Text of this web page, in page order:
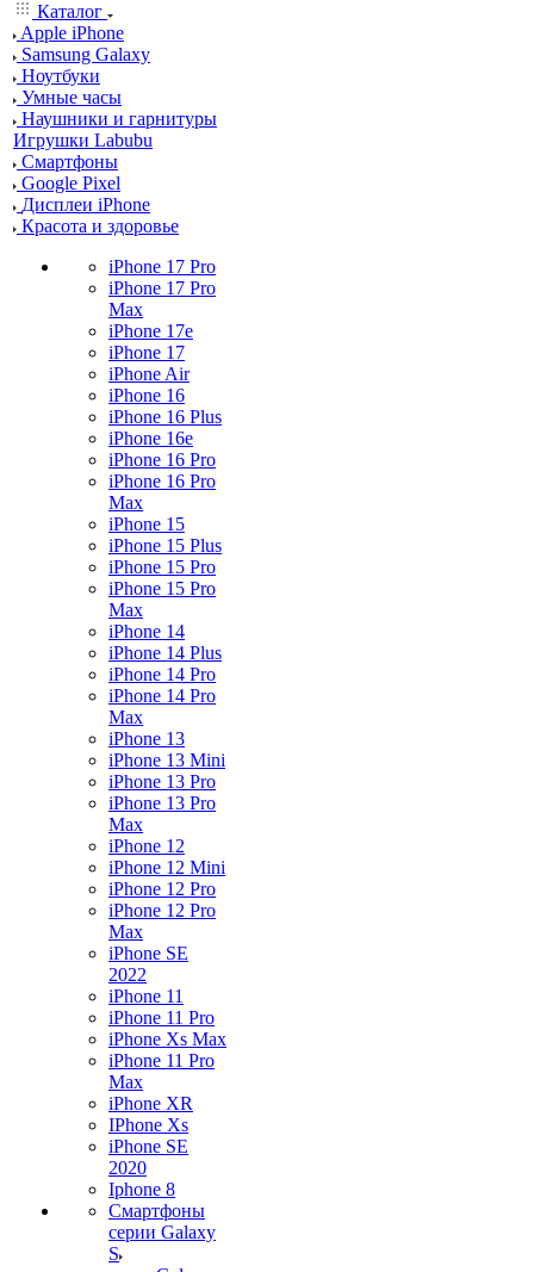
Каталог
Apple iPhone
Samsung Galaxy
Ноутбуки
Умные часы
Наушники и гарнитуры
Игрушки Labubu
Смартфоны
Google Pixel
Дисплеи iPhone
Красота и здоровье
iPhone 17 Pro
iPhone 17 Pro
Max
iPhone 17e
iPhone 17
iPhone Air
iPhone 16
iPhone 16 Plus
iPhone 16e
iPhone 16 Pro
iPhone 16 Pro
Max
iPhone 15
iPhone 15 Plus
iPhone 15 Pro
iPhone 15 Pro
Max
iPhone 14
iPhone 14 Plus
iPhone 14 Pro
iPhone 14 Pro
Max
iPhone 13
iPhone 13 Mini
iPhone 13 Pro
iPhone 13 Pro
Max
iPhone 12
iPhone 12 Mini
iPhone 12 Pro
iPhone 12 Pro
Max
iPhone SE
2022
iPhone 11
iPhone 11 Pro
iPhone Xs Max
iPhone 11 Pro
Max
iPhone XR
IPhone Xs
iPhone SE
2020
Iphone 8
Смартфоны
серии Galaxy
S